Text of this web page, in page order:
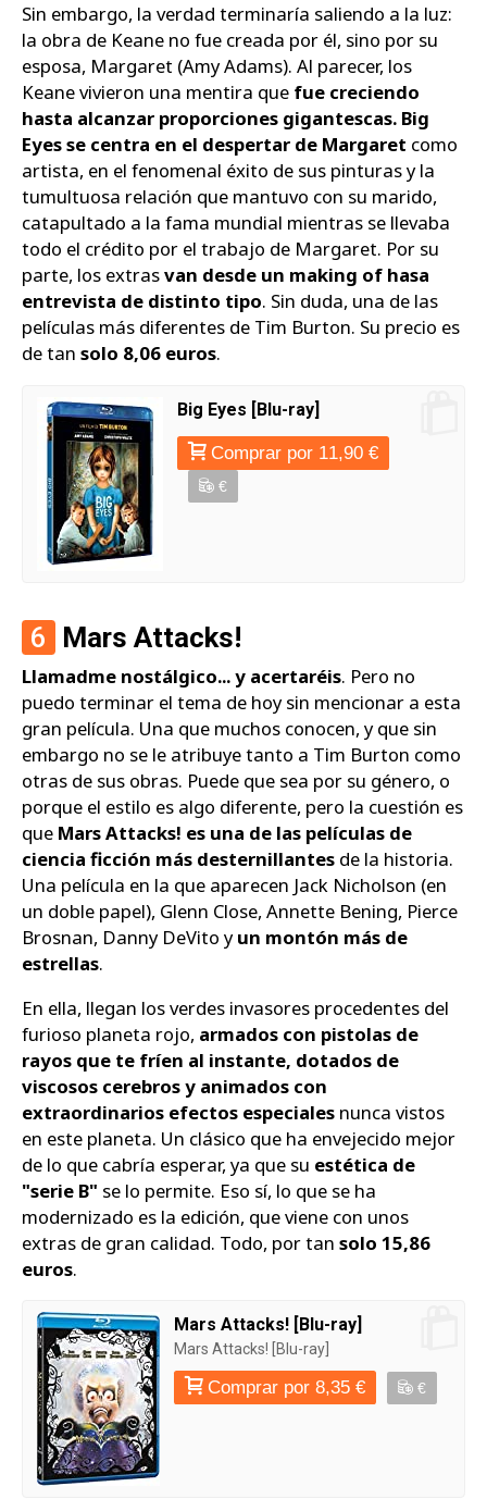
Sin embargo, la verdad terminaría saliendo a la luz:
la obra de Keane no fue creada por él, sino por su
esposa, Margaret (Amy Adams). Al parecer, los
Keane vivieron una mentira que fue creciendo
hasta alcanzar proporciones gigantescas. Big
Eyes se centra en el despertar de Margaret como
artista, en el fenomenal éxito de sus pinturas y la
tumultuosa relación que mantuvo con su marido,
catapultado a la fama mundial mientras se llevaba
todo el crédito por el trabajo de Margaret. Por su
parte, los extrasvan desde un making of hasa
entrevista de distinto tipo. Sin duda, una de las
películas más diferentes de Tim Burton. Su precio es
de tan solo 8,06 euros.
Big Eyes [Blu-ray]
Comprar por 11,90 €
€
6 Mars Attacks!
Llamadme nostálgico... y acertaréis. Pero no
puedo terminar el tema de hoy sin mencionar a esta
gran película. Una que muchos conocen, y que sin
embargo no se le atribuye tanto a Tim Burton como
otras de sus obras. Puede que sea por su género, o
porque el estilo es algo diferente, pero la cuestión es
que Mars Attacks! es una de las películas de
ciencia ficción más desternillantes de la historia.
Una película en la que aparecen Jack Nicholson (en
un doble papel), Glenn Close, Annette Bening, Pierce
Brosnan, Danny DeVito yun montón más de
estrellas.
En ella, llegan los verdes invasores procedentes del
furioso planeta rojo, armados con pistolas de
rayos que te fríen al instante, dotados de
viscosos cerebros y animados con
extraordinarios efectos especiales nunca vistos
en este planeta. Un clásico que ha envejecido mejor
de lo que cabría esperar, ya que su estética de
"serie B" se lo permite. Eso sí, lo que se ha
modernizado es la edición, que viene con unos
extras de gran calidad. Todo, por tan solo 15,86
euros.
Mars Attacks! [Blu-ray]
Mars Attacks! [Blu-ray]
Comprar por 8,35 € €